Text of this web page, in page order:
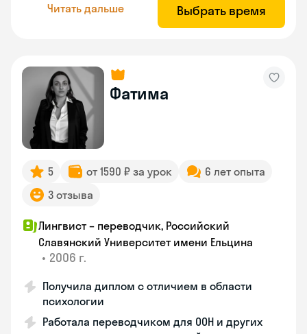
Читать дальше Выбрать время
Фатима
5 от 1590 ₽ за урок
6 лет опыта
3 отзыва
Лингвист – переводчик, Российский
Славянский Университет имени Ельцина
• 2006 г.
Получила диплом с отличием в области
психологии
Работала переводчиком для ООН и других